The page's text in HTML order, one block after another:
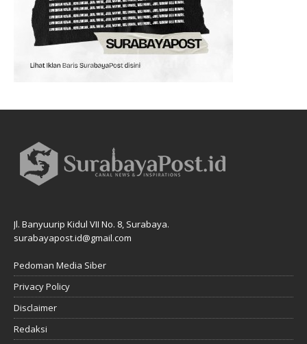
Jl. Banyuurip Kidul VII No. 8, Surabaya.
surabayapost.id@gmail.com
Pedoman Media Siber
Privacy Policy
Disclaimer
Redaksi